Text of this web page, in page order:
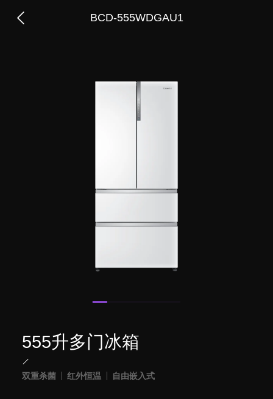
BCD-555WDGAU1
555升多门冰箱
双重杀菌 红外恒温 自由嵌入式